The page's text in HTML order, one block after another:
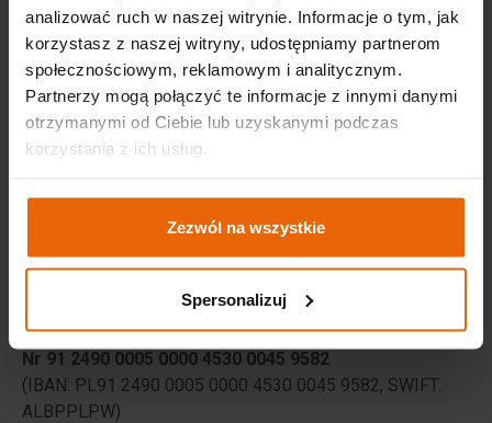
analizować ruch w naszej witrynie. Informacje o tym, jak
korzystasz z naszej witryny, udostępniamy partnerom
społecznościowym, reklamowym i analitycznym.
Partnerzy mogą połączyć te informacje z innymi danymi
otrzymanymi od Ciebie lub uzyskanymi podczas
korzystania z ich usług.
Zezwól na wszystkie
Spersonalizuj
Targi w Krakowie Sp. z o.o.
ul. Galicyjska 9
31-586 Kraków
Sąd Rejonowy dla Krakowa-Śródmieścia XI Wydział
Kapitał zakładowy:921.000 zł w całości wpłacony
UWAGA! Nowy nr konta
Alior Bank S.A.
Nr 91 2490 0005 0000 4530 0045 9582
(IBAN: PL91 2490 0005 0000 4530 0045 9582, SWIFT:
ALBPPLPW)